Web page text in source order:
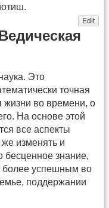
Edit
Это
точная
жизни во времени, о
На основе этой
все аспекты
же изменять и
бесценное знание,
более успешным во
поддержании